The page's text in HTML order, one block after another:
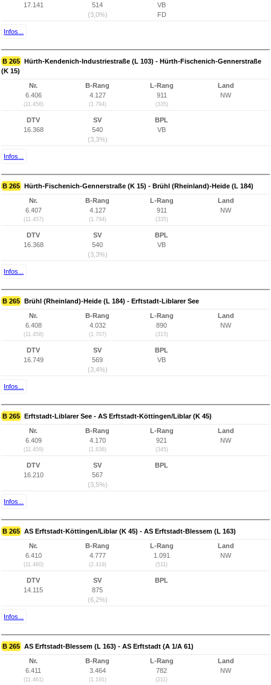
17.141
514
(3,0%)
VB
FD
Infos...
B 265 Hürth-Kendenich-Industriestraße (L 103) - Hürth-Fischenich-Gennerstraße
(K 15)
Nr.
6.406
(11.456)
B-Rang
4.127
(1.794)
L-Rang
911
(335)
Land
NW
DTV
16.368
SV
540
(3,3%)
BPL
VB
Infos...
B 265 Hürth-Fischenich-Gennerstraße (K 15) - Brühl (Rheinland)-Heide (L 184)
Nr.
6.407
(11.457)
B-Rang
4.127
(1.794)
L-Rang
911
(335)
Land
NW
DTV
16.368
SV
540
(3,3%)
BPL
VB
Infos...
B 265 Brühl (Rheinland)-Heide (L 184) - Erftstadt-Liblarer See
Nr.
6.408
(11.458)
B-Rang
4.032
(1.707)
L-Rang
890
(315)
Land
NW
DTV
16.749
SV
569
(3,4%)
BPL
VB
Infos...
B 265 Erftstadt-Liblarer See - AS Erftstadt-Köttingen/Liblar (K 45)
Nr.
6.409
(11.459)
B-Rang
4.170
(1.836)
L-Rang
921
(345)
Land
NW
DTV
16.210
SV
567
(3,5%)
BPL
Infos...
B 265 AS Erftstadt-Köttingen/Liblar (K 45) - AS Erftstadt-Blessem (L 163)
Nr.
6.410
(11.460)
B-Rang
4.777
(2.419)
L-Rang
1.091
(511)
Land
NW
DTV
14.115
SV
875
(6,2%)
BPL
Infos...
B 265 AS Erftstadt-Blessem (L 163) - AS Erftstadt (A 1/A 61)
Nr.
6.411
(11.461)
B-Rang
3.464
(1.191)
L-Rang
782
(211)
Land
NW